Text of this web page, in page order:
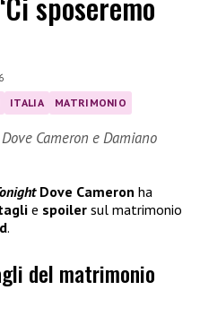
ITALIA MATRIMONIO
Cameron e Damiano
Dove Cameron ha
e spoiler sul matrimonio
.
del matrimonio